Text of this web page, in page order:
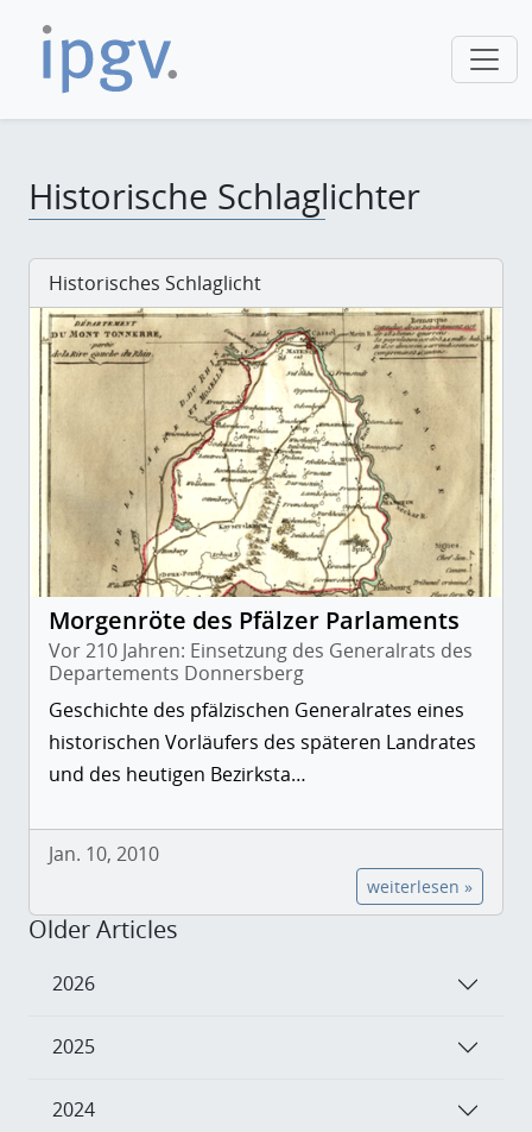
Historische Schlaglichter
Historisches Schlaglicht
Morgenröte des Pfälzer Parlaments
Vor 210 Jahren: Einsetzung des Generalrats des
Departements Donnersberg
Geschichte des pfälzischen Generalrates eines
historischen Vorläufers des späteren Landrates
und des heutigen Bezirksta…
Jan. 10, 2010
weiterlesen »
Older Articles
2026
2025
2024